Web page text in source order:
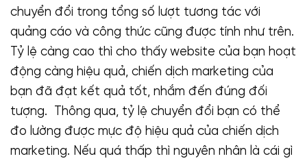
chuyển đổi trong tổng số lượt tương tác với
quảng cáo và công thức cũng được tính như trên.
Tỷ lệ càng cao thì cho thấy website của bạn hoạt
động càng hiệu quả, chiến dịch marketing của
bạn đã đạt kết quả tốt, nhắm đến đúng đối
tượng. Thông qua, tỷ lệ chuyển đổi bạn có thể
đo lường được mực độ hiệu quả của chiến dịch
marketing. Nếu quá thấp thì nguyên nhân là cái gì